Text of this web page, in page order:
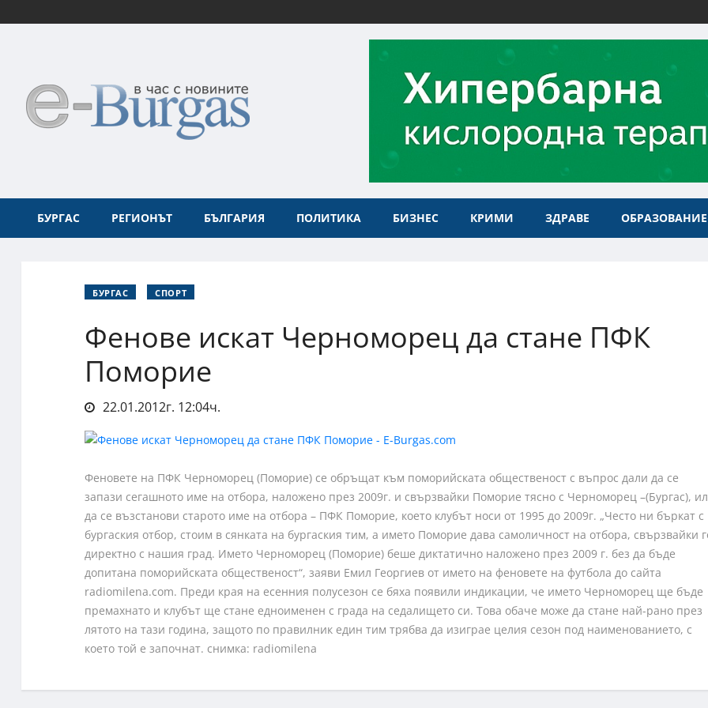
БУРГАС РЕГИОНЪТ БЪЛГАРИЯ ПОЛИТИКА БИЗНЕС КРИМИ ЗДРАВЕ ОБРАЗОВАНИЕ
БУРГАС СПОРТ
Фенове искат Черноморец да стане ПФК
Поморие
22.01.2012г. 12:04ч.
Феновете на ПФК Черноморец (Поморие) се обръщат към поморийската общественост с въпрос дали да се
запази сегашното име на отбора, наложено през 2009г. и свързвайки Поморие тясно с Черноморец –(Бургас),
да се възстанови старото име на отбора – ПФК Поморие, което клубът носи от 1995 до 2009г. „Често ни бъркат с
бургаския отбор, стоим в сянката на бургаския тим, а името Поморие дава самоличност на отбора, свързвайки
директно с нашия град. Името Черноморец (Поморие) беше диктатично наложено през 2009 г. без да бъде
допитана поморийската общественост“, заяви Емил Георгиев от името на феновете на футбола до сайта
radiomilena.com. Преди края на есенния полусезон се бяха появили индикации, че името Черноморец ще бъде
премахнато и клубът ще стане едноименен с града на седалището си. Това обаче може да стане най-рано през
лятото на тази година, защото по правилник един тим трябва да изиграе целия сезон под наименованието, с
което той е започнат. снимка: radiomilena